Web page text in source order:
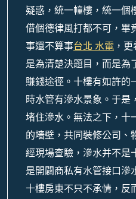
疑惑，統一幢樓，統一個
借個德律風打都不可，
事還不算事台北 水電 ，
是為清楚決題目，而是為
賺錢途徑。十樓有如許的
時水管有滲水景象。于是
堵住滲水。無法之下，十
的墻壁，共同裝修公司、
經現場查驗，滲水并不是
是開闢商私有水管接口滲
十樓房東不只不承情，反